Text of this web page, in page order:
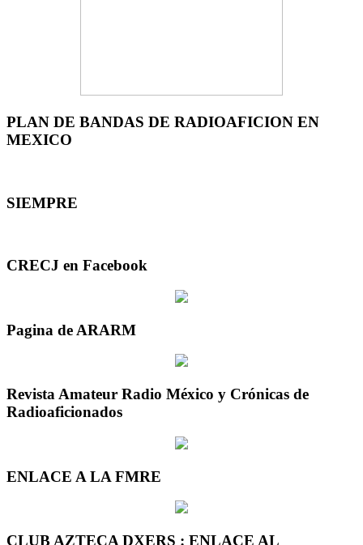
PLAN DE BANDAS DE RADIOAFICION EN
MEXICO
SIEMPRE
CRECJ en Facebook
Pagina de ARARM
Revista Amateur Radio México y Crónicas de
Radioaficionados
ENLACE A LA FMRE
CLUB AZTECA DXERS : ENLACE AL